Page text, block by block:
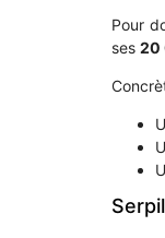
Pour
ses 20